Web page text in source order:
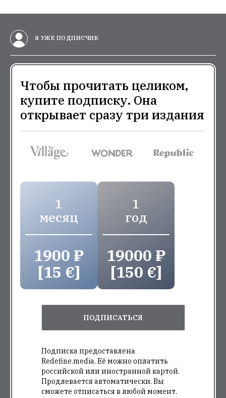
Я УЖЕ ПОДПИСЧИК
Чтобы прочитать целиком,
купите подписку. Она
открывает сразу три издания
1
месяц
1900 ₽
[15 €]
1
год
19000 ₽
[150 €]
ПОДПИСАТЬСЯ
Подписка предоставлена
Redefine.media. Её можно оплатить
российской или иностранной картой.
Продлевается автоматически. Вы
сможете отписаться в любой момент.